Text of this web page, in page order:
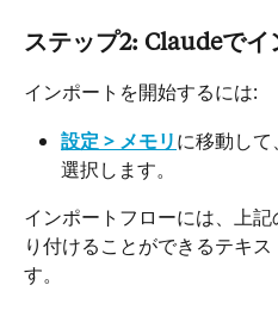
ステップ2: Claudeでイ
インポートを開始するには:
設定 > メモリに移動し
選択します。
インポートフローには、上
り付けることができるテキ
す。